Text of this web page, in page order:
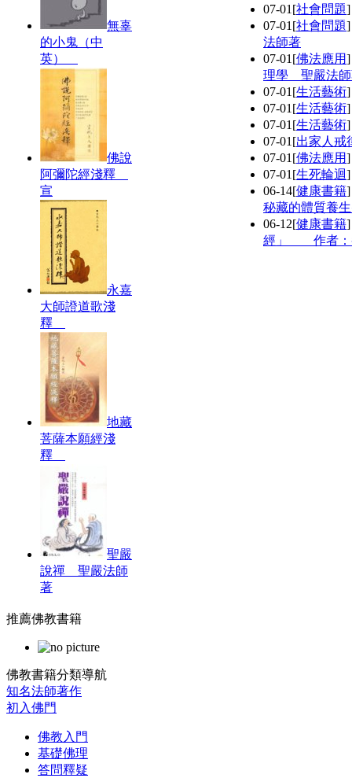
無辜
的小鬼（中
英）
佛說
阿彌陀經淺釋
宣
永嘉
大師證道歌淺
釋
地藏
菩薩本願經淺
釋
聖嚴
說禪 聖嚴法師
著
07-01 [社會問題
07-01 [社會問題
法師著
07-01 [佛法應用
理學 聖嚴法
07-01 [生活藝術
07-01 [生活藝術
07-01 [生活藝術
07-01 [出家人戒
07-01 [佛法應用
07-01 [生死輪迴
06-14[健康書籍
秘藏的體質養
06-12[健康書籍
經」 作者：
推薦佛教書籍
佛教書籍分類導航
知名法師著作
初入佛門
佛教入門
基礎佛理
答問釋疑